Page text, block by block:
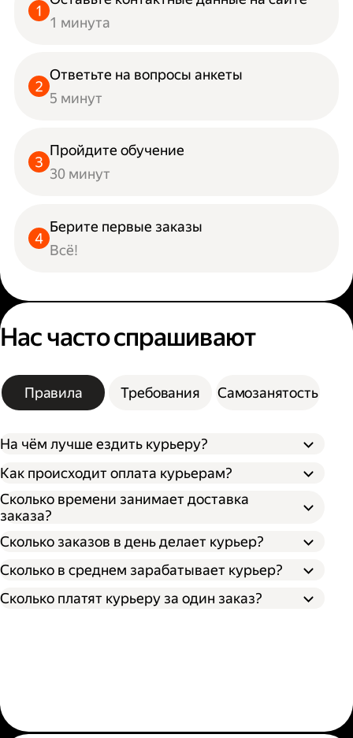
1 минута
Ответьте на вопросы анкеты
5 минут
Пройдите обучение
30 минут
Берите первые заказы
Всё!
Нас часто спрашивают
Правила Требования Самозанятость
На чём лучше ездить курьеру?
Как происходит оплата курьерам?
Сколько времени занимает доставка
заказа?
Сколько заказов в день делает курьер?
Сколько в среднем зарабатывает курьер?
Сколько платят курьеру за один заказ?